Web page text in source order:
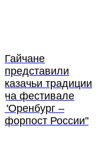
Гайчане
представили
казачьи традиции
на фестивале
"Оренбург –
форпост России"